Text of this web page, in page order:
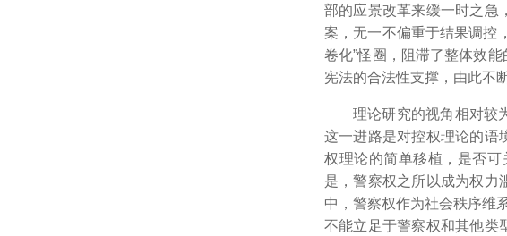
部的应景改革来缓一时之急
案，无一不偏重于结果调控
卷化”怪圈，阻滞了整体效能
宪法的合法性支撑，由此不
理论研究的视角相对较
这一进路是对控权理论的语
权理论的简单移植，是否
是，警察权之所以成为权力
中，警察权作为社会秩序维
不能立足于警察权和其他类